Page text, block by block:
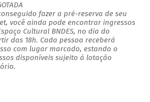
fazer a pré-reserva de seu
você ainda pode encontrar ingressos
Cultural BNDES, no dia do
das 18h. Cada pessoa receberá
com lugar marcado, estando o
disponíveis sujeito à lotação